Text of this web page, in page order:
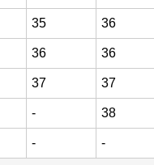
35 36
36 36
37 37
- 38
- -